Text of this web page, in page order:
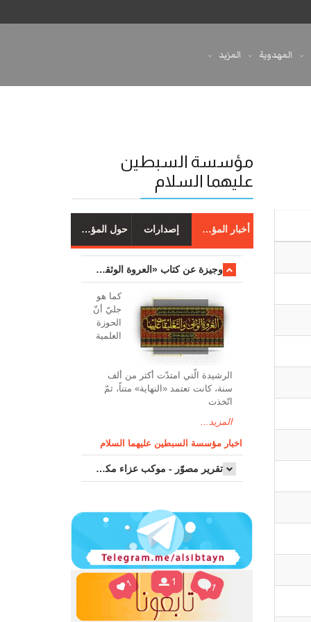
المهدوية المزيد
مؤسسة السبطين
عليهما السلام
أخبار المؤسسة إصدارات حول المؤسسة
وجیزة عن کتاب «العروة الوثقی والتعلیقات علیها»
کما هو
جليّ أنّ
الحوزة
العلمیة
الرشیدة الّتي امتدّت أكثر من ألف
سنة، كانت تعتمد «النهاية» متناً، ثمّ
اتّخذت
المزيد...
اخبار مؤسسة السبطين عليهما السلام
تقرير مصوّر - موكب عزاء مکتب سماحة اية الله السيد مرتضى الموسوي الاصفهاني في يوم إستشهاد السيدة فاطم...